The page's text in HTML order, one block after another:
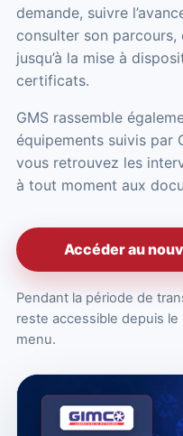
demande, suivre
consulter son parcours,
jusqu’à la mise à
certificats.
GMS rassemble
équipements suivis par
vous retrouvez les
à tout moment aux
Accéder au
Pendant la période de
reste accessible depuis
menu.